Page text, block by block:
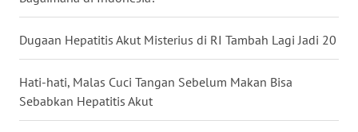
Dugaan Hepatitis Akut Misterius di RI Tambah Lagi Jadi 20
Hati-hati, Malas Cuci Tangan Sebelum Makan Bisa
Sebabkan Hepatitis Akut
WN
BENGKULU
WN